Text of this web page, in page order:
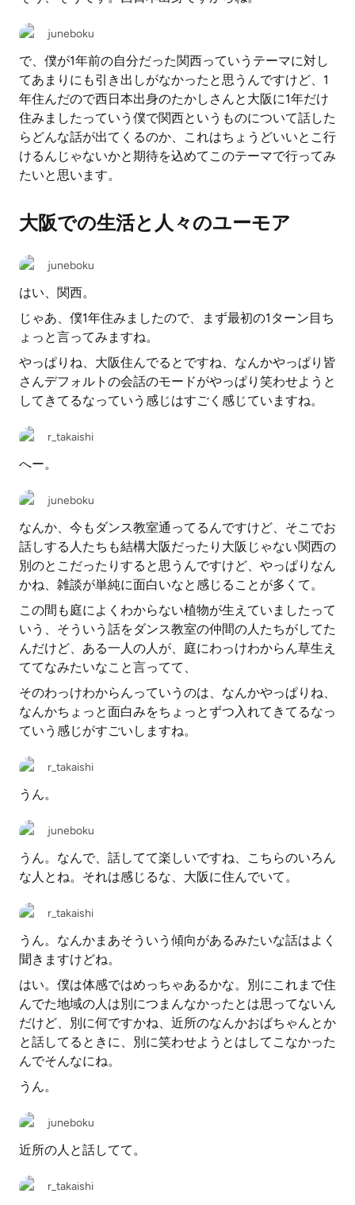
juneboku
で、僕が1年前の自分だった関西っていうテーマに対し
てあまりにも引き出しがなかったと思うんですけど、1
年住んだので西日本出身のたかしさんと大阪に1年だけ
住みましたっていう僕で関西というものについて話した
らどんな話が出てくるのか、これはちょうどいいとこ行
けるんじゃないかと期待を込めてこのテーマで行ってみ
たいと思います。
大阪での生活と人々のユーモア
juneboku
はい、関西。
じゃあ、僕1年住みましたので、まず最初の1ターン目ち
ょっと言ってみますね。
やっぱりね、大阪住んでるとですね、なんかやっぱり皆
さんデフォルトの会話のモードがやっぱり笑わせようと
してきてるなっていう感じはすごく感じていますね。
r_takaishi
へー。
juneboku
なんか、今もダンス教室通ってるんですけど、そこでお
話しする人たちも結構大阪だったり大阪じゃない関西の
別のとこだったりすると思うんですけど、やっぱりなん
かね、雑談が単純に面白いなと感じることが多くて。
この間も庭によくわからない植物が生えていましたって
いう、そういう話をダンス教室の仲間の人たちがしてた
んだけど、ある一人の人が、庭にわっけわからん草生え
ててなみたいなこと言ってて、
そのわっけわからんっていうのは、なんかやっぱりね、
なんかちょっと面白みをちょっとずつ入れてきてるなっ
ていう感じがすごいしますね。
r_takaishi
うん。
juneboku
うん。なんで、話してて楽しいですね、こちらのいろん
な人とね。それは感じるな、大阪に住んでいて。
r_takaishi
うん。なんかまあそういう傾向があるみたいな話はよく
聞きますけどね。
はい。僕は体感ではめっちゃあるかな。別にこれまで住
んでた地域の人は別につまんなかったとは思ってないん
だけど、別に何ですかね、近所のなんかおばちゃんとか
と話してるときに、別に笑わせようとはしてこなかった
んでそんなにね。
うん。
juneboku
近所の人と話してて。
r_takaishi